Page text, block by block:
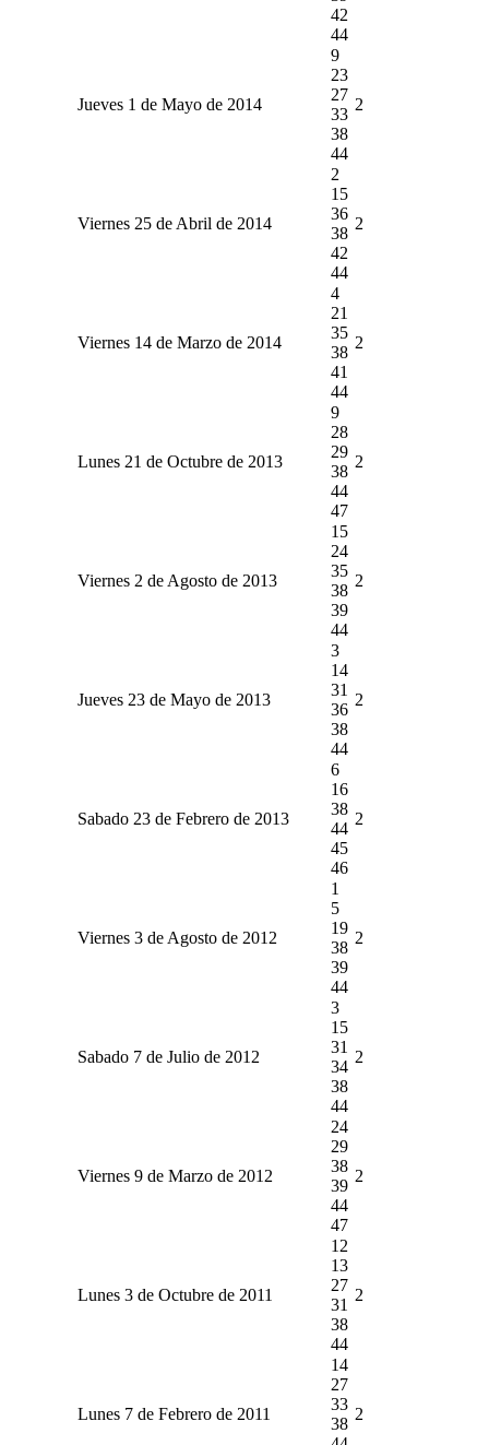
42
44
Jueves 1 de Mayo de 2014
9
23
27
33
38
44
2
Viernes 25 de Abril de 2014
2
15
36
38
42
44
2
Viernes 14 de Marzo de 2014
4
21
35
38
41
44
2
Lunes 21 de Octubre de 2013
9
28
29
38
44
47
2
Viernes 2 de Agosto de 2013
15
24
35
38
39
44
2
Jueves 23 de Mayo de 2013
3
14
31
36
38
44
2
Sabado 23 de Febrero de 2013
6
16
38
44
45
46
2
Viernes 3 de Agosto de 2012
1
5
19
38
39
44
2
Sabado 7 de Julio de 2012
3
15
31
34
38
44
2
Viernes 9 de Marzo de 2012
24
29
38
39
44
47
2
Lunes 3 de Octubre de 2011
12
13
27
31
38
44
2
Lunes 7 de Febrero de 2011
14
27
33
38
2